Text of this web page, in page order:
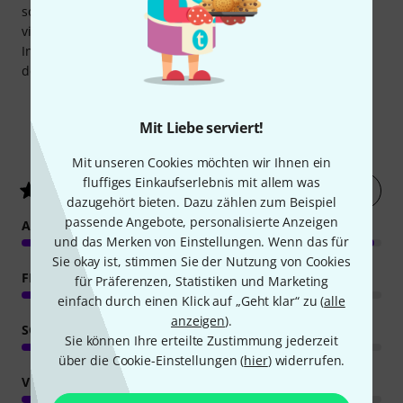
Mit Liebe serviert!
Mit unseren Cookies möchten wir Ihnen ein
fluffiges Einkaufserlebnis mit allem was
dazugehört bieten. Dazu zählen zum Beispiel
passende Angebote, personalisierte Anzeigen
und das Merken von Einstellungen. Wenn das für
Sie okay ist, stimmen Sie der Nutzung von Cookies
für Präferenzen, Statistiken und Marketing
einfach durch einen Klick auf „Geht klar“ zu (alle
anzeigen).
Sie können Ihre erteilte Zustimmung jederzeit
über die Cookie-Einstellungen (hier) widerrufen.
sondern die Geometrie des S-Bogens. Die wurde in der
vierten Generation leicht enger konzipiert, wodurch das
Instrument mit obertonreicher Strahlkraft insbesondere in
den Höhen punktet.
4.8/ 5 Jetzt bewerten
ANSPRACHE
FEATURES
SOUND
VERARBEITUNG